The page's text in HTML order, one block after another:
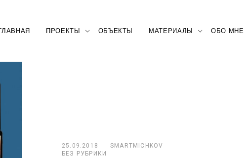
ПРОЕКТЫ ОБЪЕКТЫ МАТЕРИАЛЫ ОБО МНЕ
25.09.2018
SMARTMICHKOV
БЕЗ РУБРИКИ